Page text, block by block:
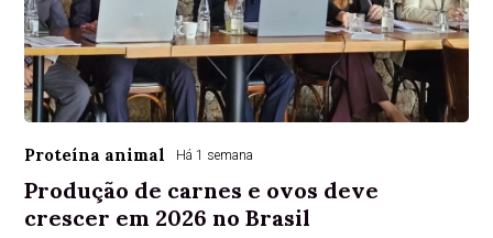
Proteína animal Há 1 semana
Produção de carnes e ovos deve
crescer em 2026 no Brasil